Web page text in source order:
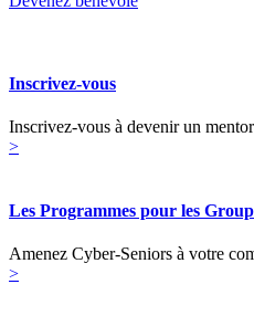
Inscrivez-vous
Inscrivez-vous à devenir un
>
Les Programmes pour les
Amenez Cyber-Seniors à votre
>